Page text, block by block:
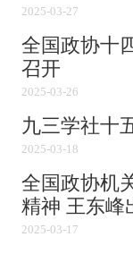
2025-03-27
全国政协十
召开
2025-03-26
九三学社十
2025-03-18
全国政协机
精神 王东峰
2025-03-17